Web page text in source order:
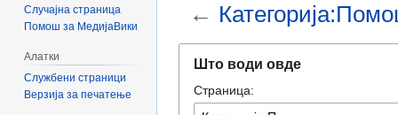
←
прегледникот
пребарувањето
Што води овде
Страница:
Случајна страница
Помош за МедијаВики
Алатки
Службени страници
Верзија за печатење